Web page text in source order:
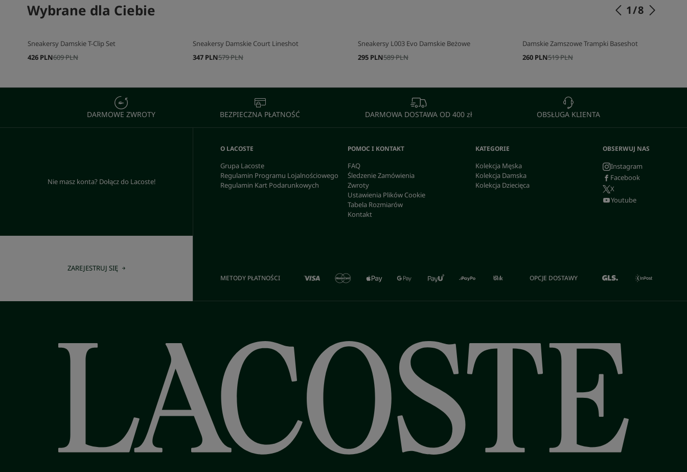
SKOMPLETUJ SWÓJ ZESTAW
Wybrane dla Ciebie 1/8
Sneakersy Damskie T-Clip Set
609 PLN
426 PLN
Sneakersy Damskie Court Lineshot
579 PLN
347 PLN
Sneakersy L003 Evo Damskie Beżowe
589 PLN
295 PLN
Damskie Zamszowe Trampki Baseshot
519 PLN
260 PLN
DARMOWE ZWROTY BEZPIECZNA PŁATNOŚĆ DARMOWA DOSTAWA OD 400 zł OBSŁUGA KLIENTA
Nie masz konta? Dołącz do Lacoste!
ZAREJESTRUJ SIĘ
O LACOSTE
Grupa Lacoste
Regulamin Programu Lojalnościowego
Regulamin Kart Podarunkowych
POMOC I KONTAKT
FAQ
Śledzenie Zamówienia
Zwroty
Ustawienia Plików Cookie
Tabela Rozmiarów
Kontakt
KATEGORIE
Kolekcja Męska
Kolekcja Damska
Kolekcja Dziecięca
OBSERWUJ NAS
Instagram
Facebook
X
Youtube
METODY PŁATNOŚCI OPCJE DOSTAWY